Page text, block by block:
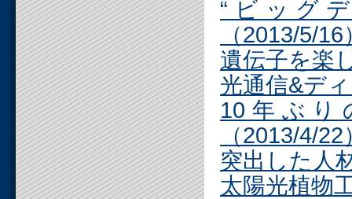
“ビッグ
（2013/5/16
遺伝子を楽
光通信&デ
10年ぶり
（2013/4/22
突出した人
太陽光植物